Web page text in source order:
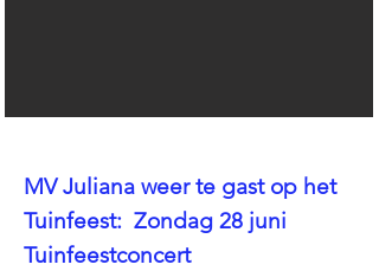
MV Juliana weer te gast op het
Tuinfeest: Zondag 28 juni
Tuinfeestconcert